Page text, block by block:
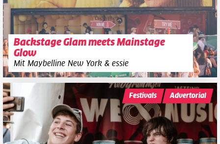
Backstage Glam meets Mainstage
Glow
Mit Maybelline New York & essie
Festivals Advertorial